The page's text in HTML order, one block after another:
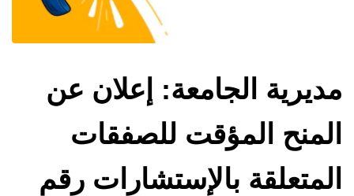
مديرية الجامعة: إعلان عن
المنح المؤقت للصفقات
المتعلقة بالإستشارات رقم